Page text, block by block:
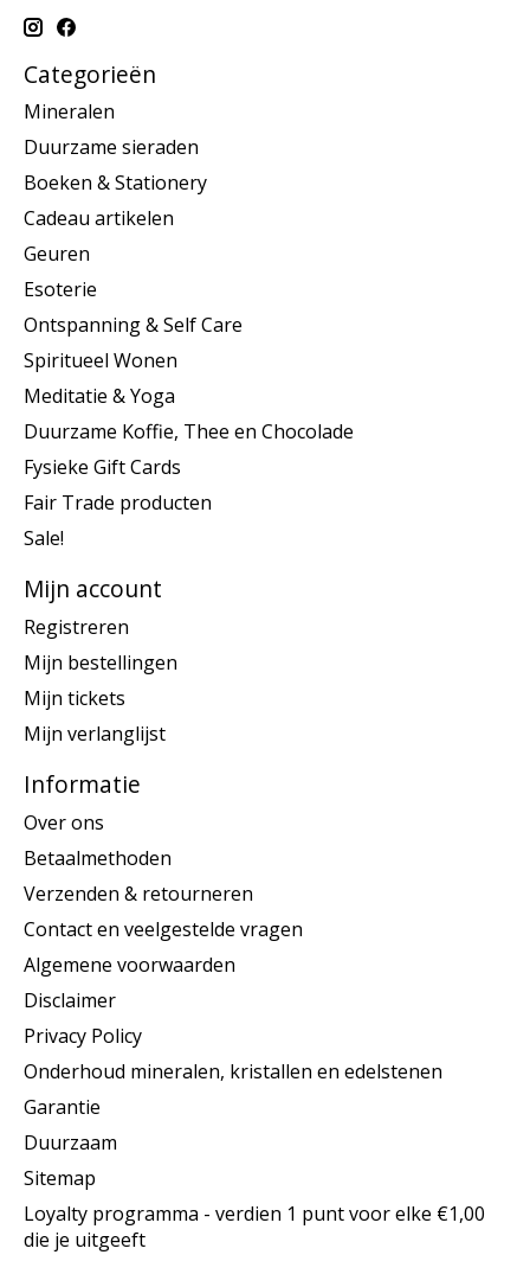
Categorieën
Mineralen
Duurzame sieraden
Boeken & Stationery
Cadeau artikelen
Geuren
Esoterie
Ontspanning & Self Care
Spiritueel Wonen
Meditatie & Yoga
Duurzame Koffie, Thee en Chocolade
Fysieke Gift Cards
Fair Trade producten
Sale!
Mijn account
Registreren
Mijn bestellingen
Mijn tickets
Mijn verlanglijst
Informatie
Over ons
Betaalmethoden
Verzenden & retourneren
Contact en veelgestelde vragen
Algemene voorwaarden
Disclaimer
Privacy Policy
Onderhoud mineralen, kristallen en edelstenen
Garantie
Duurzaam
Sitemap
Loyalty programma - verdien 1 punt voor elke €1,00
die je uitgeeft